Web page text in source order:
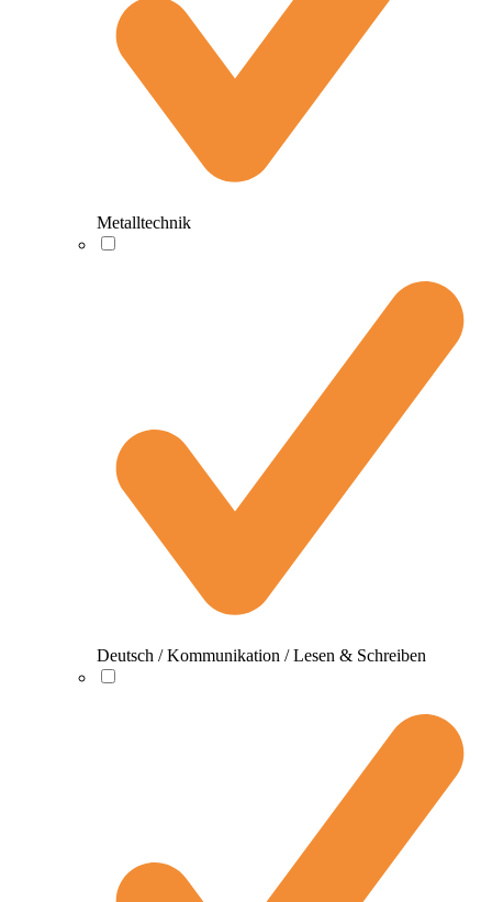
Metalltechnik
Deutsch / Kommunikation / Lesen & Schreiben